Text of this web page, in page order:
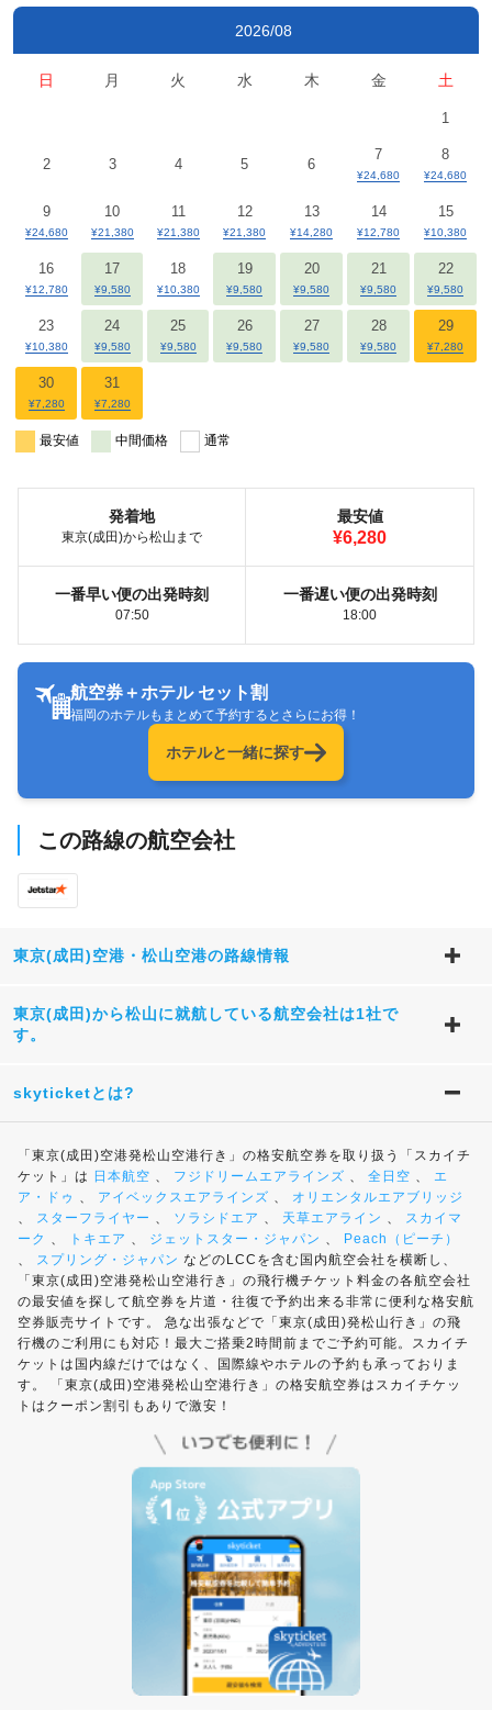
2026/08
日 月 火 水 木 金 土
1
2 3 4 5 6
7
¥24,680
8
¥24,680
9
¥24,680
10
¥21,380
11
¥21,380
12
¥21,380
13
¥14,280
14
¥12,780
15
¥10,380
16
¥12,780
17
¥9,580
18
¥10,380
19
¥9,580
20
¥9,580
21
¥9,580
22
¥9,580
23
¥10,380
24
¥9,580
25
¥9,580
26
¥9,580
27
¥9,580
28
¥9,580
29
¥7,280
30
¥7,280
31
¥7,280
最安値 中間価格 通常
発着地
東京(成田)から松山まで
最安値
¥6,280
一番早い便の出発時刻
07:50
一番遅い便の出発時刻
18:00
航空券＋ホテル セット割
福岡のホテルもまとめて予約するとさらにお得！
ホテルと一緒に探す
この路線の航空会社
東京(成田)空港・松山空港の路線情報
東京(成田)から松山に就航している航空会社は1社で
す。
skyticketとは?
「東京(成田)空港発松山空港行き」の格安航空券を取り扱う「スカイチ
ケット」は 日本航空 、 フジドリームエアラインズ 、 全日空 、 エ
ア・ドゥ 、 アイベックスエアラインズ 、 オリエンタルエアブリッジ
、 スターフライヤー 、 ソラシドエア 、 天草エアライン 、 スカイマ
ーク 、 トキエア 、 ジェットスター・ジャパン 、
Peach（ピーチ）
、 スプリング・ジャパン などのLCCを含む国内航空会社を横断し、
「東京(成田)空港発松山空港行き」の飛行機チケット料金の各航空会社
の最安値を探して航空券を片道・往復で予約出来る非常に便利な格安航
空券販売サイトです。 急な出張などで「東京(成田)発松山行き」の飛
行機のご利用にも対応！最大ご搭乗2時間前までご予約可能。スカイチ
ケットは国内線だけではなく、国際線やホテルの予約も承っておりま
す。 「東京(成田)空港発松山空港行き」の格安航空券はスカイチケッ
トはクーポン割引もありで激安！